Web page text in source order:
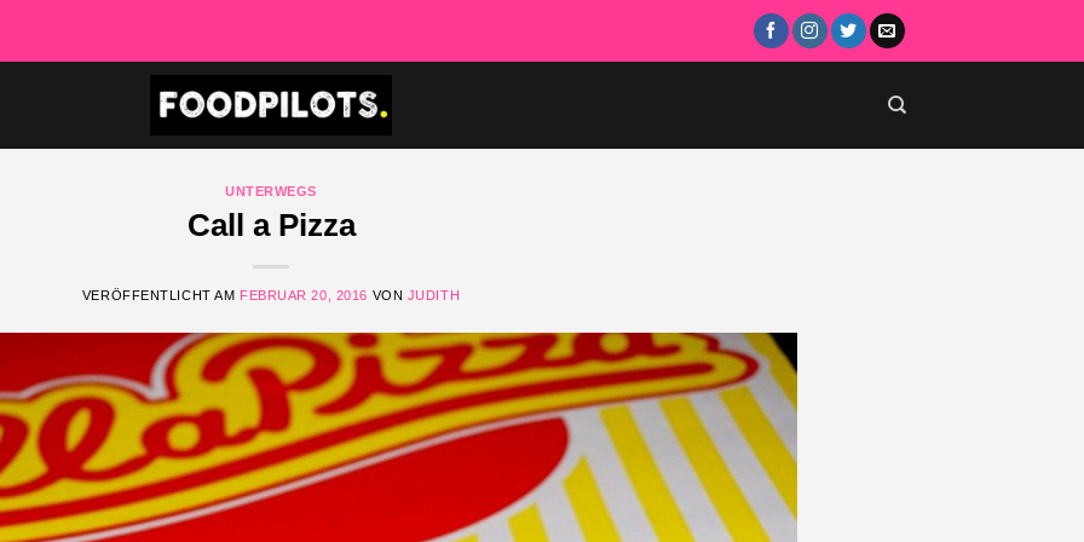
UNTERWEGS
Call a Pizza
VERÖFFENTLICHT AM FEBRUAR 20, 2016 VON JUDITH